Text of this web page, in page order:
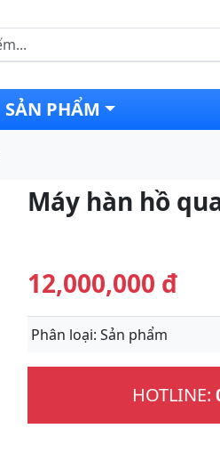
SẢN PHẨM
Máy hàn hồ
12,000,000 đ
Phân loại: Sản phẩm
HOTLINE: